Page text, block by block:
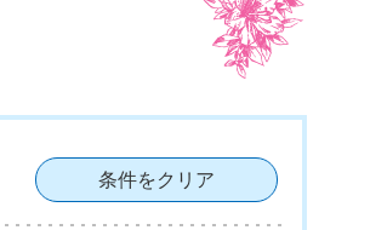
条件をクリア